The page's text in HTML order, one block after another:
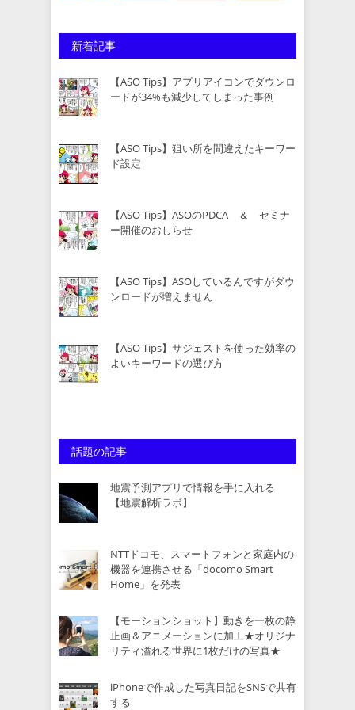
新着記事
【ASO Tips】アプリアイコンでダウンロ
ードが34%も減少してしまった事例
【ASO Tips】狙い所を間違えたキーワー
ド設定
【ASO Tips】ASOのPDCA ＆ セミナ
ー開催のおしらせ
【ASO Tips】ASOしているんですがダウ
ンロードが増えません
【ASO Tips】サジェストを使った効率の
よいキーワードの選び方
話題の記事
地震予測アプリで情報を手に入れる
【地震解析ラボ】
NTTドコモ、スマートフォンと家庭内の
機器を連携させる「docomo Smart
Home」を発表
【モーションショット】動きを一枚の静
止画＆アニメーションに加工★オリジナ
リティ溢れる世界に1枚だけの写真★
iPhoneで作成した写真日記をSNSで共有
する